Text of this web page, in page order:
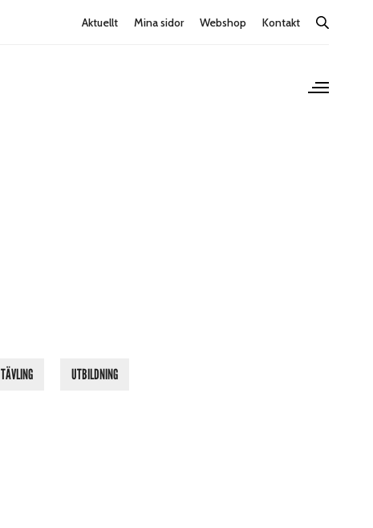
Aktuellt Mina sidor Webshop Kontakt
TÄVLING UTBILDNING